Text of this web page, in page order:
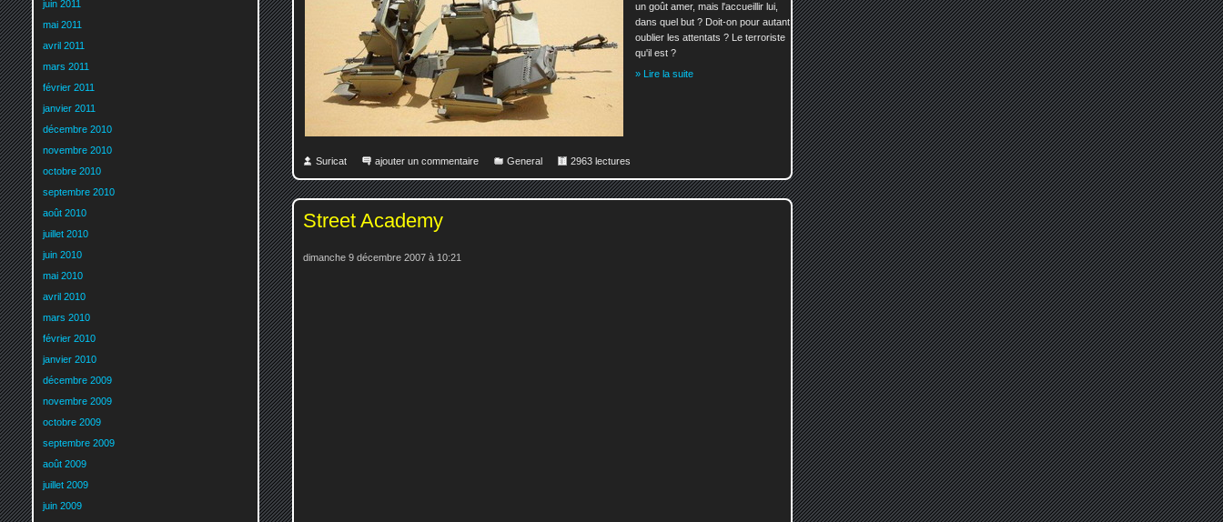
un goût amer, mais l'accueillir lui,
dans quel but ? Doit-on pour autant
oublier les attentats ? Le terroriste
qu'il est ?
» Lire la suite
Suricat ajouter un commentaire General 2963 lectures
Street Academy
dimanche 9 décembre 2007 à 10:21
juin 2011
mai 2011
avril 2011
mars 2011
février 2011
janvier 2011
décembre 2010
novembre 2010
octobre 2010
septembre 2010
août 2010
juillet 2010
juin 2010
mai 2010
avril 2010
mars 2010
février 2010
janvier 2010
décembre 2009
novembre 2009
octobre 2009
septembre 2009
août 2009
juillet 2009
juin 2009